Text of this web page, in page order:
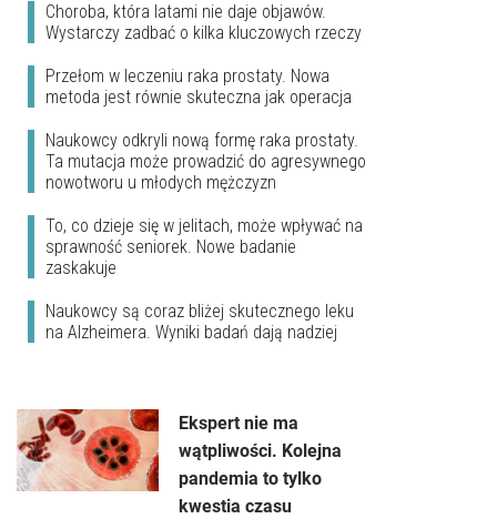
Choroba, która latami nie daje objawów.
Wystarczy zadbać o kilka kluczowych rzeczy
Przełom w leczeniu raka prostaty. Nowa
metoda jest równie skuteczna jak operacja
Naukowcy odkryli nową formę raka prostaty.
Ta mutacja może prowadzić do agresywnego
nowotworu u młodych mężczyzn
To, co dzieje się w jelitach, może wpływać na
sprawność seniorek. Nowe badanie
zaskakuje
Naukowcy są coraz bliżej skutecznego leku
na Alzheimera. Wyniki badań dają nadziej
Ekspert nie ma
wątpliwości. Kolejna
pandemia to tylko
kwestia czasu